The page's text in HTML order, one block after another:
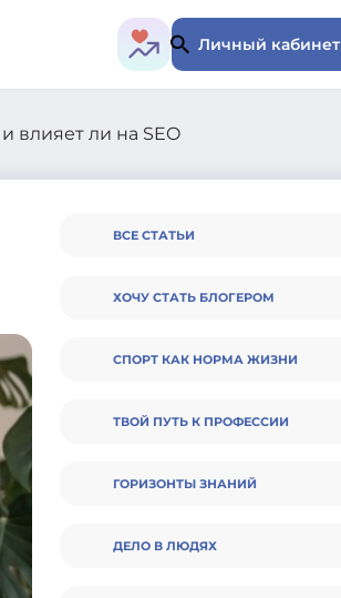
Личный кабинет
влияет ли на SEO
ВСЕ СТАТЬИ
ХОЧУ СТАТЬ БЛОГЕРОМ
СПОРТ КАК НОРМА ЖИЗНИ
ТВОЙ ПУТЬ К ПРОФЕССИИ
ГОРИЗОНТЫ ЗНАНИЙ
ДЕЛО В ЛЮДЯХ